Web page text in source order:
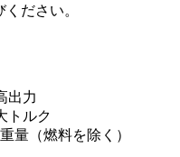
ださい。
出力
トルク
量（燃料を除く）